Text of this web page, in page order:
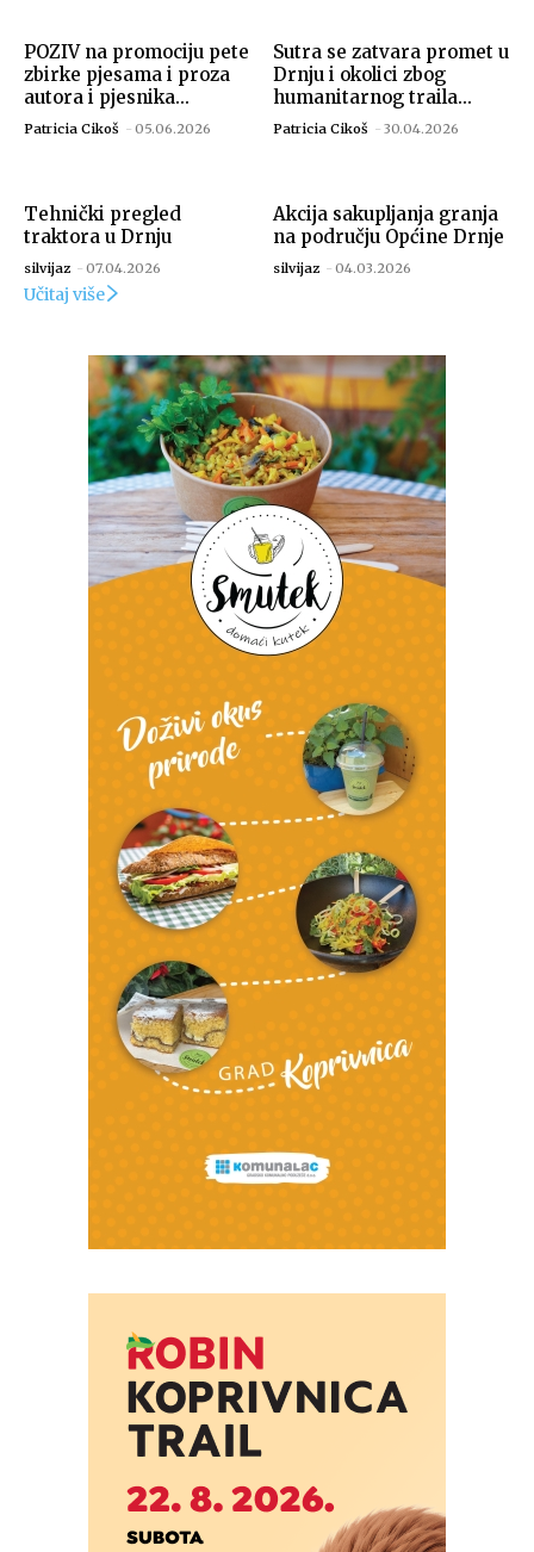
POZIV na promociju pete
zbirke pjesama i proza
autora i pjesnika...
Patricia Cikoš - 05.06.2026
Sutra se zatvara promet u
Drnju i okolici zbog
humanitarnog traila...
Patricia Cikoš - 30.04.2026
Tehnički pregled
traktora u Drnju
silvijaz - 07.04.2026
Akcija sakupljanja granja
na području Općine Drnje
silvijaz - 04.03.2026
Učitaj više